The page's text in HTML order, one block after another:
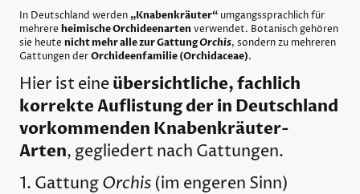
In Deutschland werden„Knabenkräuter“ umgangssprachlich für
mehrere heimische Orchideenarten verwendet. Botanisch gehören
sie heute nicht mehr alle zur GattungOrchis, sondern zu mehreren
Gattungen derOrchideenfamilie (Orchidaceae).
Hier ist eineübersichtliche, fachlich
korrekte Auflistung der in Deutschland
vorkommenden Knabenkräuter-
Arten, gegliedert nach Gattungen.
1. GattungOrchis (im engeren Sinn)